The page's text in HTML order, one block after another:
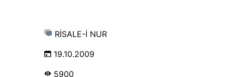
RİSALE-İ NUR
19.10.2009
5900